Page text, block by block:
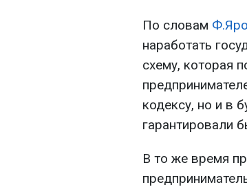
По словам
наработать
схему, которая
кодексу, но и в
гарантировали
В то же время